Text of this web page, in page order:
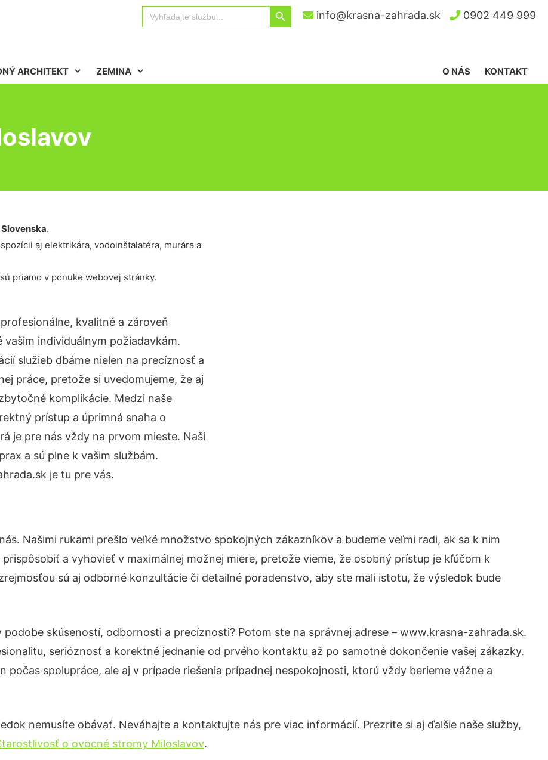
Search
for:
Search Button
info@krasna-zahrada.sk 0902 449 999
ARCHITEKT ZEMINA KONTAKT
O NÁS
.
aj elektrikára, vodoinštalatéra, murára a
priamo v ponuke webovej stránky.
kvalitné a zároveň
individuálnym požiadavkám.
služieb dbáme nielen na precíznosť a
práce, pretože si uvedomujeme, že aj
komplikácie. Medzi naše
prístup a úprimná snaha o
je pre nás vždy na prvom mieste. Naši
a sú plne k vašim službám.
je tu pre vás.
Našimi rukami prešlo veľké množstvo spokojných zákazníkov a budeme veľmi radi, ak sa k nim
a vyhovieť v maximálnej možnej miere, pretože vieme, že osobný prístup je kľúčom k
sú aj odborné konzultácie či detailné poradenstvo, aby ste mali istotu, že výsledok bude
podobe skúseností, odbornosti a precíznosti? Potom ste na správnej adrese – www.krasna-zahrada.sk.
serióznosť a korektné jednanie od prvého kontaktu až po samotné dokončenie vašej zákazky.
počas spolupráce, ale aj v prípade riešenia prípadnej nespokojnosti, ktorú vždy berieme vážne a
nemusíte obávať. Neváhajte a kontaktujte nás pre viac informácií. Prezrite si aj ďalšie naše služby,
o ovocné stromy Miloslavov.